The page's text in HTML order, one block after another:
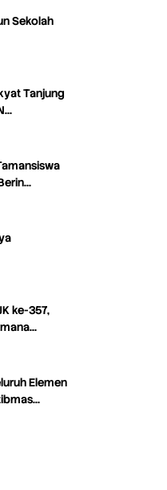
Sekolah
Tanjung
ke-357,
Elemen